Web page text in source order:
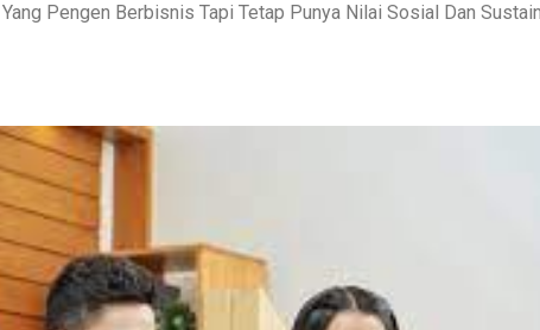
Pengen Berbisnis Tapi Tetap Punya Nilai Sosial Dan